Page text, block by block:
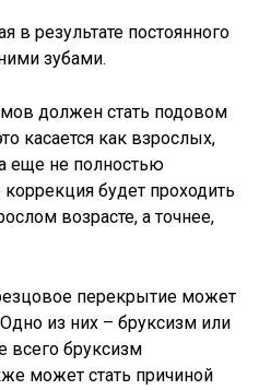
в результате постоянного
зубами.
должен стать подовом
касается как взрослых,
еще не полностью
будет проходить
возрасте, а точнее,
перекрытие может
из них – бруксизм или
всего бруксизм
может стать причиной